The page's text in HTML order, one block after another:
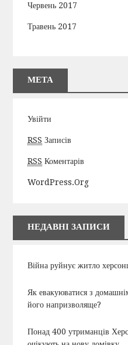
Червень 2017
Травень 2017
МЕТА
Увійти
RSS Записів
RSS Коментарів
WordPress.org
НЕДАВНІ ЗАПИСИ
Війна руйнує житло
Як евакуюватися з
його напризволяще?
Понад 400 утриманців